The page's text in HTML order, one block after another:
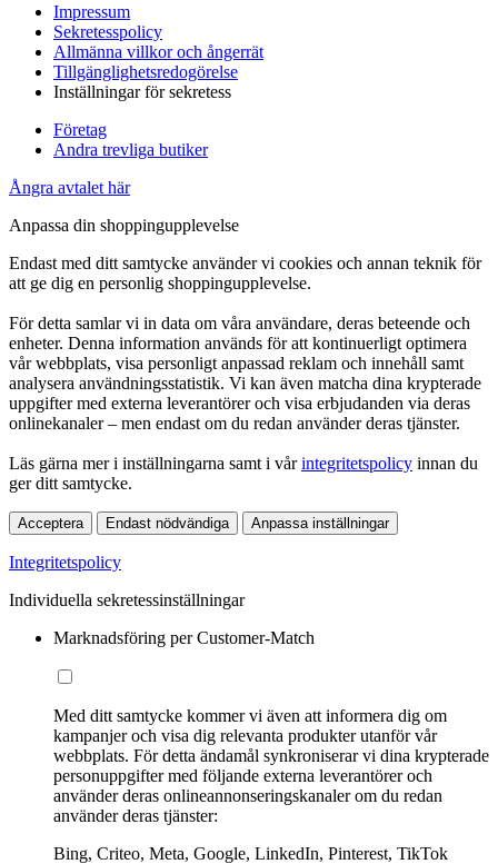
Impressum
Sekretesspolicy
Allmänna villkor och ångerrät
Tillgänglighetsredogörelse
Inställningar för sekretess
Företag
Andra trevliga butiker
Ångra avtalet här
Anpassa din shoppingupplevelse
Endast med ditt samtycke använder vi cookies och annan teknik för
att ge dig en personlig shoppingupplevelse.
För detta samlar vi in data om våra användare, deras beteende och
enheter. Denna information används för att kontinuerligt optimera
vår webbplats, visa personligt anpassad reklam och innehåll samt
analysera användningsstatistik. Vi kan även matcha dina krypterade
uppgifter med externa leverantörer och visa erbjudanden via deras
onlinekanaler – men endast om du redan använder deras tjänster.
Läs gärna mer i inställningarna samt i vårintegritetspolicy innan du
ger ditt samtycke.
Acceptera Endast nödvändiga Anpassa inställningar
Integritetspolicy
Individuella sekretessinställningar
Marknadsföring per Customer-Match
Med ditt samtycke kommer vi även att informera dig om
kampanjer och visa dig relevanta produkter utanför vår
webbplats. För detta ändamål synkroniserar vi dina krypterade
personuppgifter med följande externa leverantörer och
använder deras onlineannonseringskanaler om du redan
använder deras tjänster:
Bing, Criteo, Meta, Google, LinkedIn, Pinterest, TikTok